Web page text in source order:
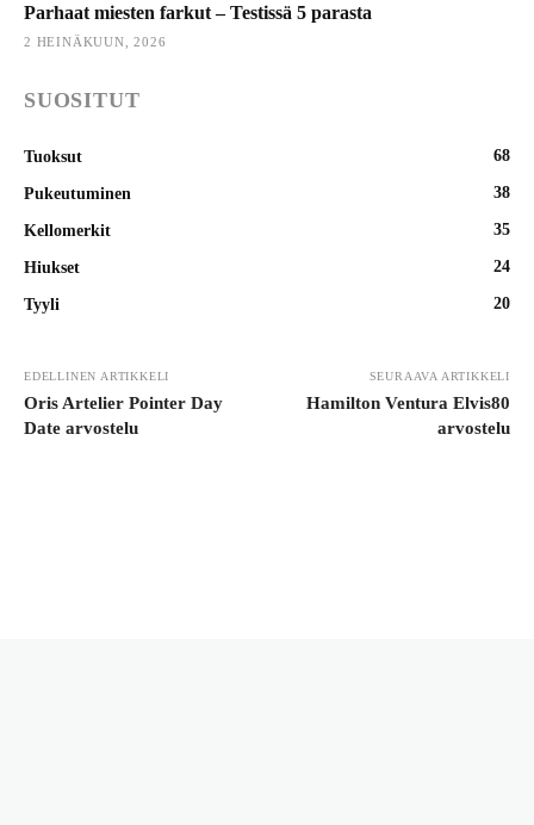
Parhaat miesten farkut – Testissä 5 parasta
2 HEINÄKUUN, 2026
SUOSITUT
Tuoksut 68
Pukeutuminen 38
Kellomerkit 35
Hiukset 24
Tyyli 20
EDELLINEN ARTIKKELI
Oris Artelier Pointer Day
Date arvostelu
SEURAAVA ARTIKKELI
Hamilton Ventura Elvis80
arvostelu